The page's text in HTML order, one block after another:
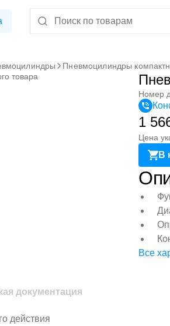
Пневмоцилиндры
товара
Номер
1
Цена
В
Все
документация
действия